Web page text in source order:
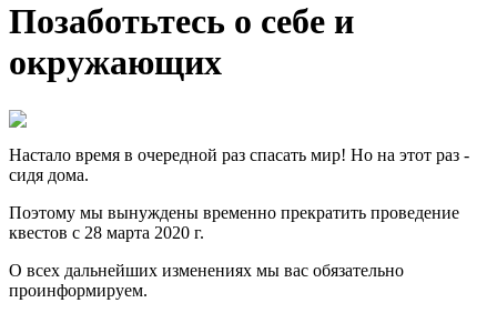
Позаботьтесь о себе и
окружающих
Настало время в очередной раз спасать мир! Но на этот раз -
сидя дома.
Поэтому мы вынуждены временно прекратить проведение
квестов с 28 марта 2020 г.
О всех дальнейших изменениях мы вас обязательно
проинформируем.